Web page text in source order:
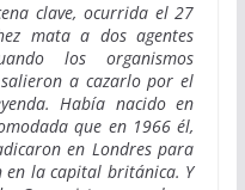
clave, ocurrida el 27
mata a dos agentes
los organismos
a cazarlo por el
Había nacido en
que en 1966 él,
en Londres para
en la capital británica. Y